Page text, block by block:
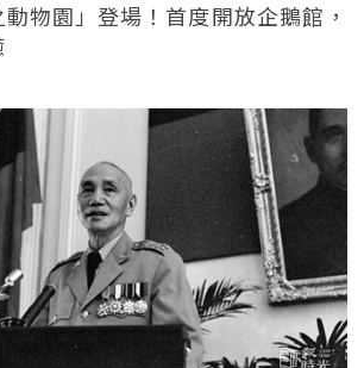
物園」登場！首度開放企鵝館，